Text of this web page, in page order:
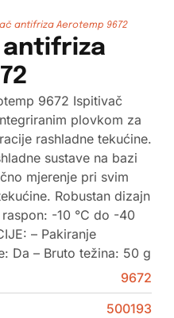
antifriza Aerotemp 9672
antifriza
9672 Ispitivač
plovkom za
rashladne tekućine.
sustave na bazi
mjerenje pri svim
Robustan dizajn
-10 °C do -40
– Pakiranje
Da – Bruto težina: 50 g
9672
500193